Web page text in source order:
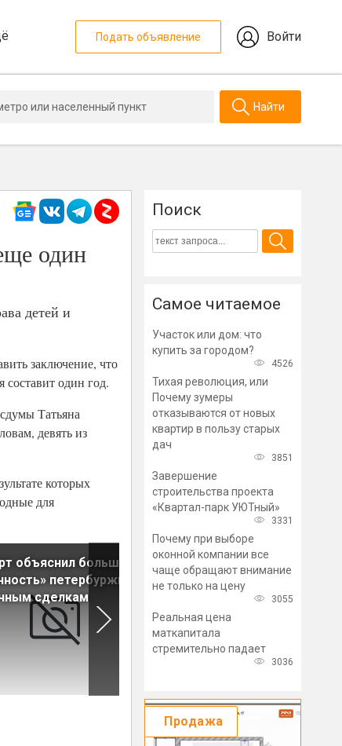
Подать объявление Войти
Найти
один
детей и
заключение, что
один год.
Татьяна
девять из
которых
для
объяснил большую
петербуржцев к
сделкам
Мнение: Рынок новостроек
болезненно адаптируется к
новым реалиям
Поиск
Самое читаемое
Участок или дом: что
купить за городом?
4526
Тихая революция, или
Почему зумеры
отказываются от новых
квартир в пользу старых
дач
3851
Завершение
строительства проекта
«Квартал-парк УЮТный»
3331
Почему при выборе
оконной компании все
чаще обращают внимание
не только на цену
3055
Реальная цена
маткапитала
стремительно падает
3036
Продажа